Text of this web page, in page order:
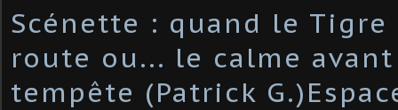
Scénette : quand le
route ou... le calme
tempête (Patrick